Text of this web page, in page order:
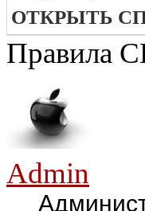
ОТКРЫТЬ
Правила
Admin